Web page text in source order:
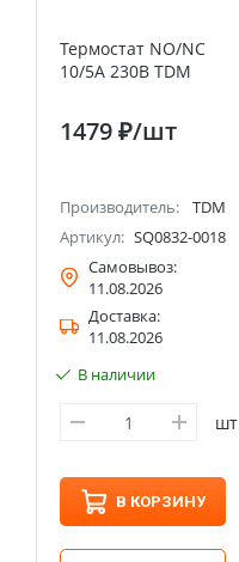
Термостат NO/NC
10/5A 230В TDM
1479 ₽/шт
Производитель:
TDM
Артикул: SQ0832-0018
Самовывоз:
11.08.2026
Доставка:
11.08.2026
В наличии
шт
В КОРЗИНУ